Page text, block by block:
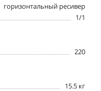
горизонтальный ресивер
1/1
220
15.5 кг